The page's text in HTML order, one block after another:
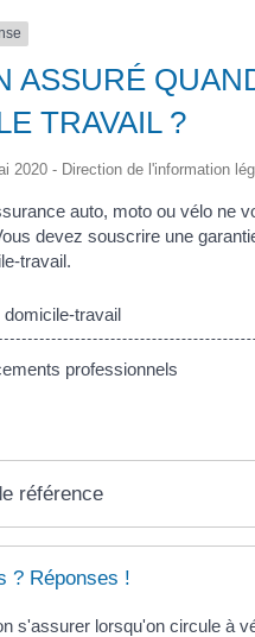
ASSURÉ
TRAVAIL ?
2020 - Direction de l'information
auto, moto ou vélo ne
devez souscrire une
travail.
domicile-travail
professionnels
référence
? Réponses !
s'assurer lorsqu'on circule à